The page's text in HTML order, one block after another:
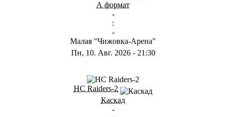
А формат
-
:
-
Малая "Чижовка-Арена"
Пн, 10. Авг. 2026- 21:30
HC Raiders-2
Каскад
-